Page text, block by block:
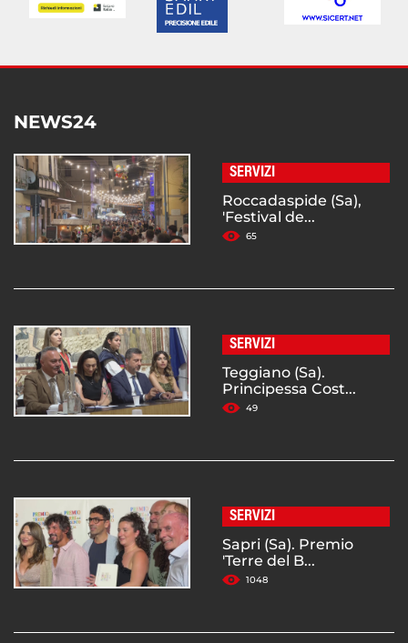
NEWS24
SERVIZI
Roccadaspide (Sa),
'Festival de...
65
SERVIZI
Teggiano (Sa).
Principessa Cost...
49
SERVIZI
Sapri (Sa). Premio
'Terre del B...
1048